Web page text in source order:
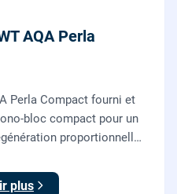
AQA Perla
Perla Compact fourni et
bloc compact pour un
proportionnelle
plus